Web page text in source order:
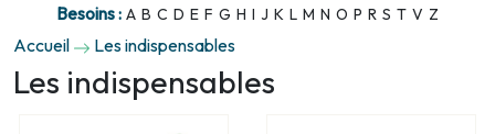
Besoins : A B C D E F G H I J K L M N O P R S T V Z
Accueil Les indispensables
Les indispensables